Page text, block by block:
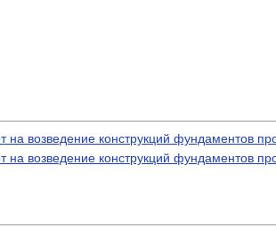
на возведение конструкций фундаментов
на возведение конструкций фундаментов